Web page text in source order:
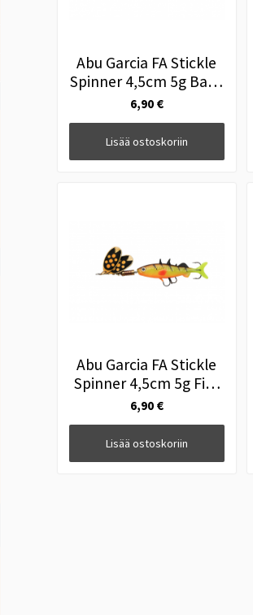
Abu Garcia FA Stickle
Spinner 4,5cm 5g Baby
Perch
6,90 €
Lisää ostoskoriin
Abu Garcia FA Stickle
Spinner 4,5cm 5g Fire
Perch
6,90 €
Lisää ostoskoriin